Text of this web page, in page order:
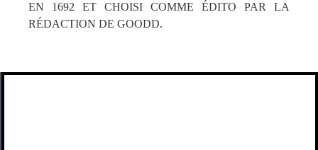
EN 1692 ET CHOISI COMME ÉDITO PAR LA
RÉDACTION DE GOODD.